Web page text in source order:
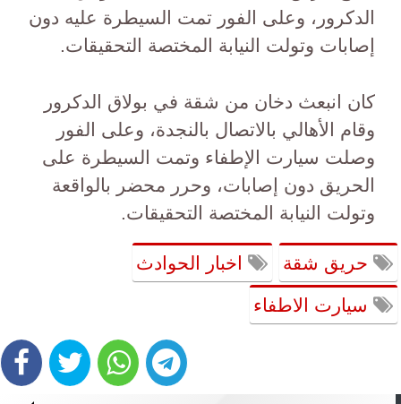
الدكرور، وعلى الفور تمت السيطرة عليه دون
إصابات وتولت النيابة المختصة التحقيقات.
كان انبعث دخان من شقة في بولاق الدكرور
وقام الأهالي بالاتصال بالنجدة، وعلى الفور
وصلت سيارت الإطفاء وتمت السيطرة على
الحريق دون إصابات، وحرر محضر بالواقعة
وتولت النيابة المختصة التحقيقات.
حريق شقة اخبار الحوادث
سيارت الاطفاء